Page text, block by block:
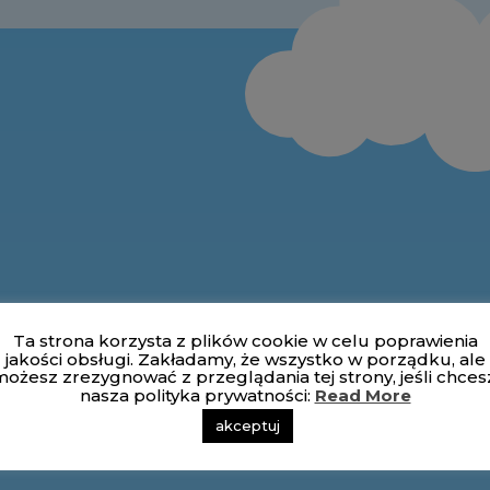
Ta strona korzysta z plików cookie w celu poprawienia
jakości obsługi. Zakładamy, że wszystko w porządku, ale
zrezygnować z przeglądania tej strony, jeśli
nasza polityka prywatności: Read More
akceptuj